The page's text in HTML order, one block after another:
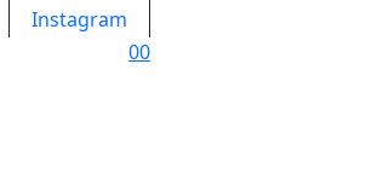
Instagram
00